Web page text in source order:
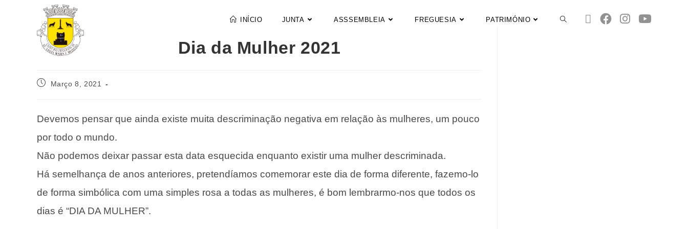
INÍCIO JUNTA ASSSEMBLEIA FREGUESIA PATRIMÓNIO
Dia da Mulher 2021
Março 8, 2021
Devemos pensar que ainda existe muita descriminação negativa em relação às mulheres, um pouco
por todo o mundo.
Não podemos deixar passar esta data esquecida enquanto existir uma mulher descriminada.
Há semelhança de anos anteriores, pretendíamos comemorar este dia de forma diferente, fazemo-lo
de forma simbólica com uma simples rosa a todas as mulheres, é bom lembrarmo-nos que todos os
dias é “DIA DA MULHER”.